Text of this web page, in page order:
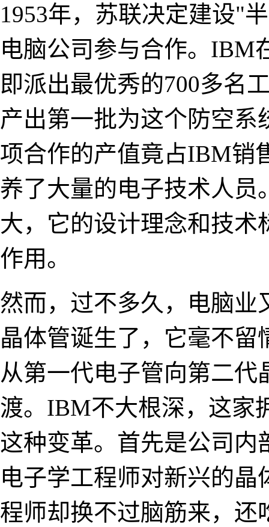
1953年，苏联决定建设"
电脑公司参与合作。IBM
即派出最优秀的700多名
产出第一批为这个防空系
项合作的产值竟占IBM销
养了大量的电子技术人
大，它的设计理念和技
作用。
然而，过不多久，电脑业
晶体管诞生了，它毫不
从第一代电子管向第二
渡。IBM不大根深，这家
这种变革。首先是公司
电子学工程师对新兴的
程师却换不过脑筋来，还